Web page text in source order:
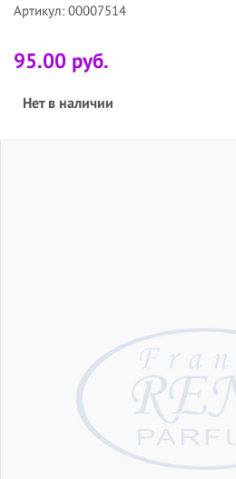
Артикул: 00007514
95.00 руб.
Нет в наличии